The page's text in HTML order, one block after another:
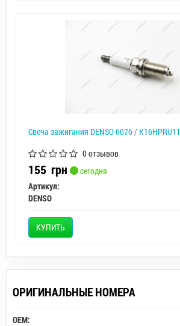
Свеча зажигания DENSO 6076 / K16HPRU11
0 отзывов
155 грн
сегодня
Артикул:
DENSO
КУПИТЬ
ОРИГИНАЛЬНЫЕ НОМЕРА
OEM: